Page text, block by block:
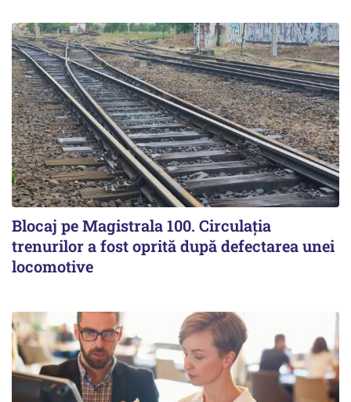
Blocaj pe Magistrala 100. Circulația
trenurilor a fost oprită după defectarea unei
locomotive